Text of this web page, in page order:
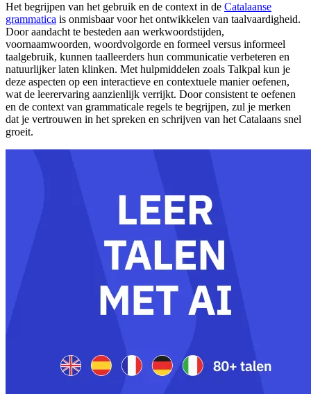
Het begrijpen van het gebruik en de context in de Catalaanse
grammatica is onmisbaar voor het ontwikkelen van taalvaardigheid.
Door aandacht te besteden aan werkwoordstijden,
voornaamwoorden, woordvolgorde en formeel versus informeel
taalgebruik, kunnen taalleerders hun communicatie verbeteren en
natuurlijker laten klinken. Met hulpmiddelen zoals Talkpal kun je
deze aspecten op een interactieve en contextuele manier oefenen,
wat de leerervaring aanzienlijk verrijkt. Door consistent te oefenen
en de context van grammaticale regels te begrijpen, zul je merken
dat je vertrouwen in het spreken en schrijven van het Catalaans snel
groeit.